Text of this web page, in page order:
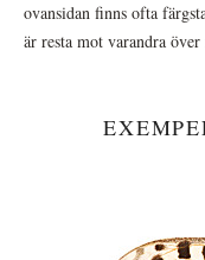
ovansidan finns ofta
är resta mot varandra över